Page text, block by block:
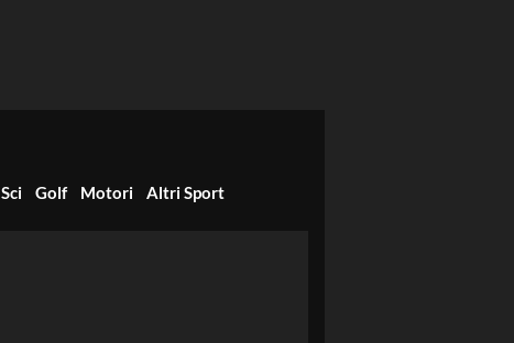
Sci Golf Motori Altri Sport